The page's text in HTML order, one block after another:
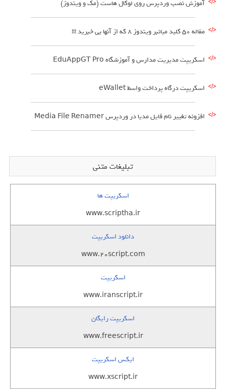
آموزش نصب وردپرس روی لوکال هاست (مک و ویندوز)
مقاله 50 کلید میانبر ویندوز 8 که از آنها بی خبرید !!!
اسکریپت مدیریت مدارس و آموزشگاه EduAppGT Pro
اسکریپت درگاه پرداخت واسط eWallet
افزونه تغییر نام فایل مدیا در وردپرس Media File Renamer
تبلیغات متنی
اسکریپت ها
www.scriptha.ir
دانلود اسکریپت
www.20script.com
اسکریپت
www.iranscript.ir
اسکریپت رایگان
www.freescript.ir
ایکس اسکریپت
www.xscript.ir